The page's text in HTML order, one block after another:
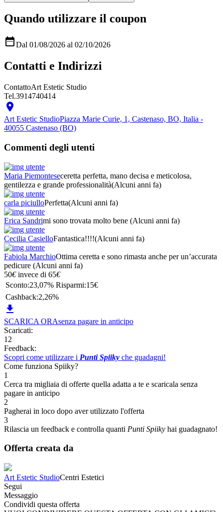
Quando utilizzare il coupon
Dal 01/08/2026 al 02/10/2026
Contatti e Indirizzi
ContattoArt Estetic Studio
Tel.3914740414

Art Estetic StudioPiazza Marie Curie, 1, Castenaso, BO, Italia -
40055 Castenaso (BO)
Commenti degli utenti
Maria Piemonteseceretta perfetta, mano decisa e meticolosa,
gentilezza e grande professionalità(Alcuni anni fa)
carla piciulloPerfetta(Alcuni anni fa)
Erica Sandrimi sono trovata molto bene (Alcuni anni fa)
Cecilia CasielloFantastica!!!!(Alcuni anni fa)
Fabiola MarchioOttima ceretta e sono rimasta anche per un’accurata
pedicure (Alcuni anni fa)
50€ invece di 65€
Sconto:23,07% Risparmi:15€
Cashback:2,26%

SCARICA ORAsenza pagare in anticipo
Scaricati:
12
Feedback:
Scopri come utilizzare i Punti Spiiky che guadagni!
Come funziona Spiiky?
1
Cerca tra migliaia di offerte quella adatta a te e scaricala senza
pagare in anticipo
2
Pagherai in loco dopo aver utilizzato l'offerta
3
Rilascia un feedback e controlla quanti Punti Spiiky hai guadagnato!
Offerta creata da
Art Estetic StudioCentri Estetici
Segui
Messaggio
Condividi questa offerta